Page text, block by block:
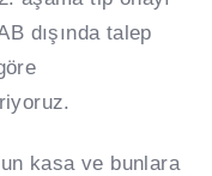
dışında talep
kasa ve bunlara